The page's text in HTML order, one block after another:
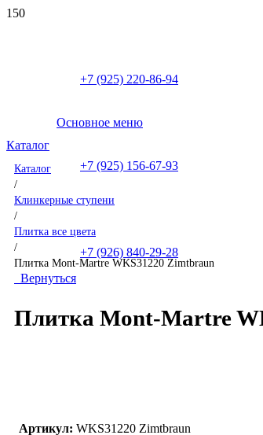
+7 (925) 220-86-94
+7 (925) 156-67-93
+7 (926) 840-29-28
Основное меню
Каталог
Каталог
/
Клинкерные ступени
/
Плитка все цвета
/
Плитка Mont-Martre WKS31220 Zimtbraun
Вернуться
Плитка Mont-Martre
Артикул: WKS31220 Zimtbraun